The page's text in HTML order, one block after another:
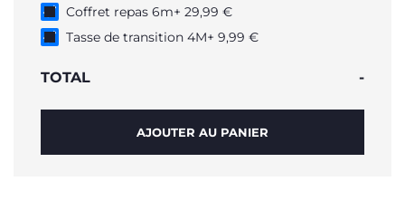
Coffret repas 6m+ 29,99 €
Tasse de transition 4M+ 9,99 €
TOTAL -
AJOUTER AU PANIER